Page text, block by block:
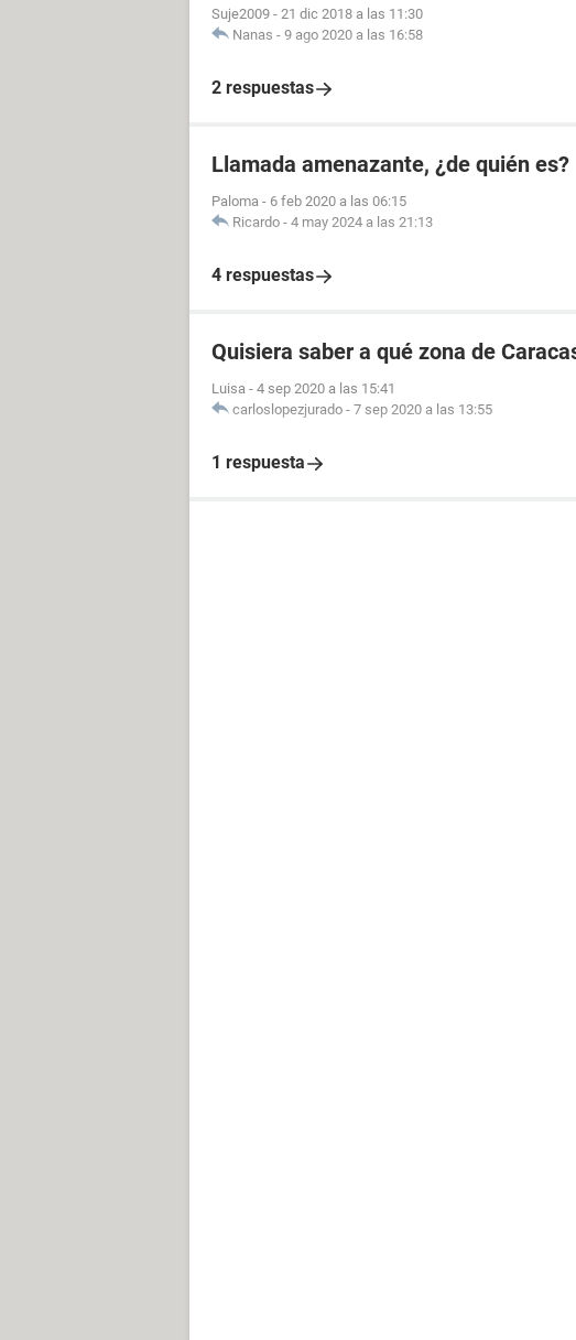
Suje2009 - 21 dic 2018 a las 11:30
Nanas - 9 ago 2020 a las 16:58
2 respuestas
Llamada amenazante, ¿de quién es?
Paloma - 6 feb 2020 a las 06:15
Ricardo - 4 may 2024 a las 21:13
4 respuestas
Quisiera saber a qué zona de
Luisa - 4 sep 2020 a las 15:41
carloslopezjurado - 7 sep 2020 a las 13:55
1 respuesta